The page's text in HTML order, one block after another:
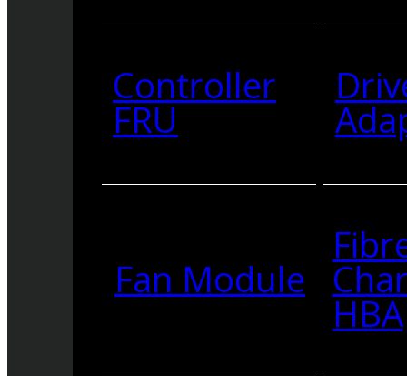
Controller
FRU
Fan Module
HBA